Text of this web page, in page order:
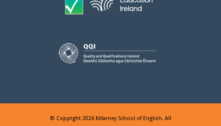
© Copyright 2026 Killarney School of English. All